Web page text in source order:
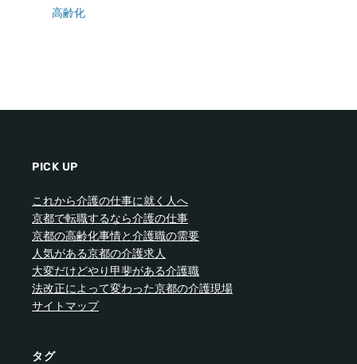
高齢化
PICK UP
これから介護の仕事に就く人へ
京都で転職するなら介護の仕事
京都の高齢化事情と介護職の需要
人気がある京都の介護求人
大変だけどやり甲斐がある介護職
法改正によって変わった京都の介護現場
サイトマップ
タグ